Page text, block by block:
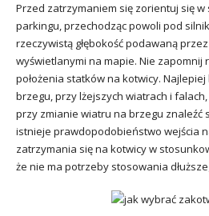
Przed zatrzymaniem się zorientuj się
parkingu, przechodząc powoli pod
rzeczywistą głębokość podawaną
wyświetlanymi na mapie. Nie zapomnij
położenia statków na kotwicy.
brzegu, przy lżejszych wiatrach i
przy zmianie wiatru na brzegu znaleźć
istnieje prawdopodobieństwo wejścia
zatrzymania się na kotwicy w
że nie ma potrzeby stosowania